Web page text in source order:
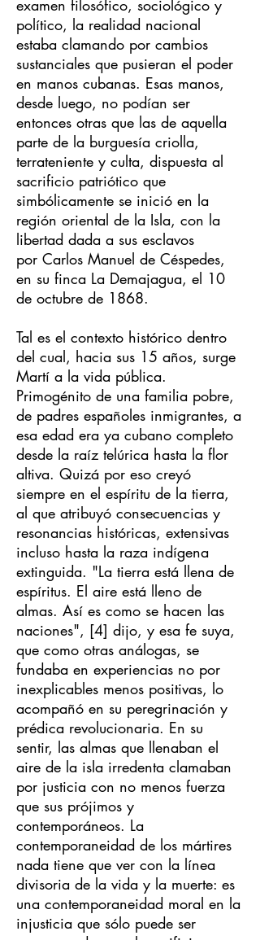
examen filosófico, sociológico y
político, la realidad nacional
estaba clamando por cambios
sustanciales que pusieran el poder
en manos cubanas. Esas manos,
desde luego, no podían ser
entonces otras que las de aquella
parte de la burguesía criolla,
terrateniente y culta, dispuesta al
sacrificio patriótico que
simbólicamente se inició en la
región oriental de la Isla, con la
libertad dada a sus esclavos
por Carlos Manuel de Céspedes,
en su finca La Demajagua, el 10
de octubre de 1868.
Tal es el contexto histórico dentro
del cual, hacia sus 15 años, surge
Martí a la vida pública.
Primogénito de una familia pobre,
de padres españoles inmigrantes, a
esa edad era ya cubano completo
desde la raíz telúrica hasta la flor
altiva. Quizá por eso creyó
siempre en el espíritu de la tierra,
al que atribuyó consecuencias y
resonancias históricas, extensivas
incluso hasta la raza indígena
extinguida. "La tierra está llena de
espíritus. El aire está lleno de
almas. Así es como se hacen las
naciones", [4] dijo, y esa fe suya,
que como otras análogas, se
fundaba en experiencias no por
inexplicables menos positivas, lo
acompañó en su peregrinación y
prédica revolucionaria. En su
sentir, las almas que llenaban el
aire de la isla irredenta clamaban
por justicia con no menos fuerza
que sus prójimos y
contemporáneos. La
contemporaneidad de los mártires
nada tiene que ver con la línea
divisoria de la vida y la muerte: es
una contemporaneidad moral en la
injusticia que sólo puede ser